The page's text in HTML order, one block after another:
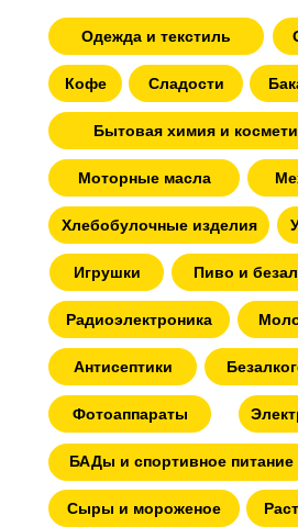
Хлебобулочные изделия
Фотоаппараты
Радиоэлектроника
Моторные масла
Кофе
Игрушки
Сладости
Сыры и мороженое
Пиво и
Антисептики
Бытовая химия и
БАДы и спортивное питание
Одежда и текстиль